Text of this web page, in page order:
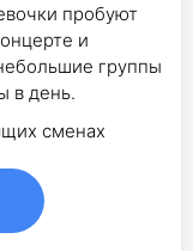
пробуют
и
группы
в день.
сменах